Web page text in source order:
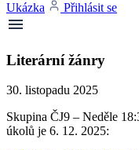
Ukázka
Přihlásit se
Literární žánry
30. listopadu 2025
Skupina ČJ9 – Neděle
úkolů je 6. 12. 2025: